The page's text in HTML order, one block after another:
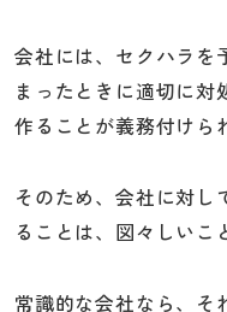
会社には、セクハラを
まったときに適切に対
作ることが義務付けら
そのため、会社に対し
ることは、図々しいこ
常識的な会社なら、そ